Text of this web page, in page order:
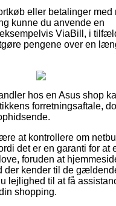
eller betalinger med
kunne du anvende en
ViaBill, i
pengene over en
hos en Asus shop
forretningsaftale,
at kontrollere om
det er en garanti for at
foruden at
der kender til de
lejlighed til at få
shopping.